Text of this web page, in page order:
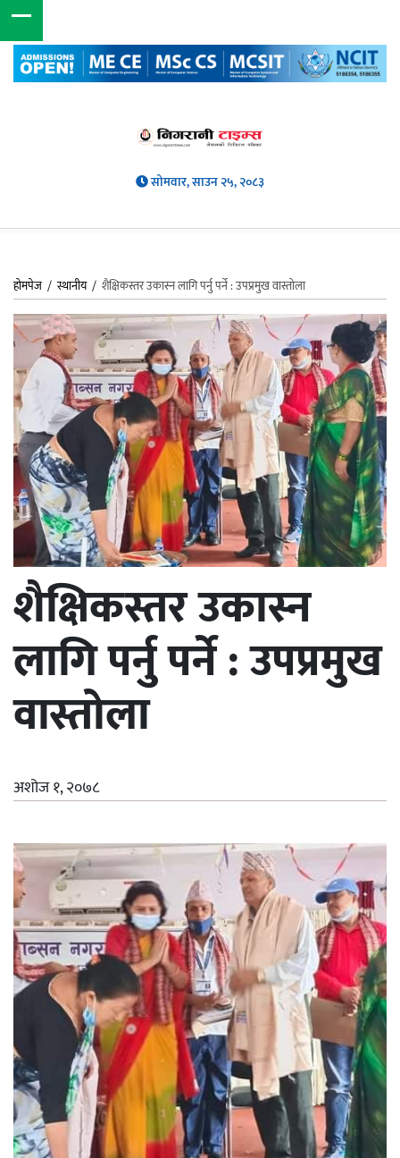
सोमवार, साउन २५, २०८३
होमपेज /स्थानीय/ शैक्षिकस्तर उकास्न लागि पर्नु पर्ने : उपप्रमुख वास्तोला
शैक्षिकस्तर उकास्न
लागि पर्नु पर्ने : उपप्रमुख
वास्तोला
अशोज १, २०७८